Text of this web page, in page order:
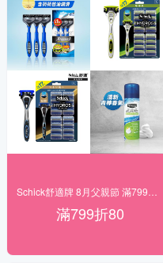
滿799折80